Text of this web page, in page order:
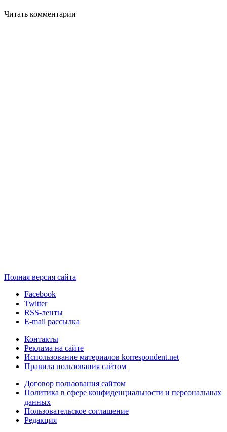
Читать комментарии
Полная версия сайта
Facebook
Twitter
RSS-ленты
E-mail рассылка
Контакты
Реклама на сайте
Использование материалов korrespondent.net
Правила пользования сайтом
Договор пользования сайтом
Политика в сфере конфиденциальности и персональных
данных
Пользовательское соглашение
Редакция